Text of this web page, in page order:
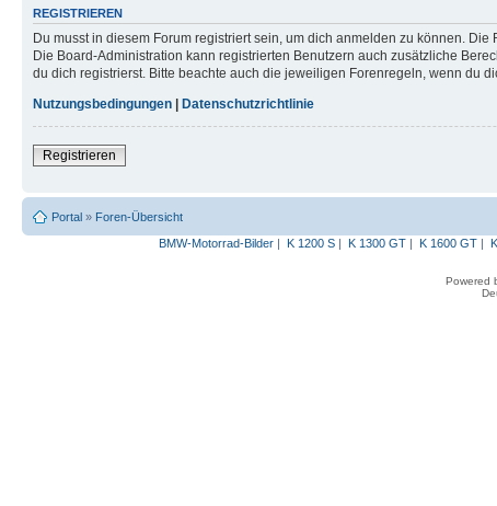
REGISTRIEREN
Du musst in diesem Forum registriert sein, um dich anmelden zu können.
Die Board-Administration kann registrierten Benutzern auch zusätzliche
du dich registrierst. Bitte beachte auch die jeweiligen Forenregeln, wenn du
Nutzungsbedingungen
Datenschutzrichtlinie
Registrieren
Portal » Foren-Übersicht
BMW-Motorrad-Bilder| K 1200 S| K 1300 GT| K 1600 GT|
Powered